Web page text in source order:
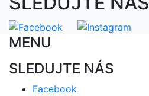
MENU
SLEDUJTE NÁS
Facebook